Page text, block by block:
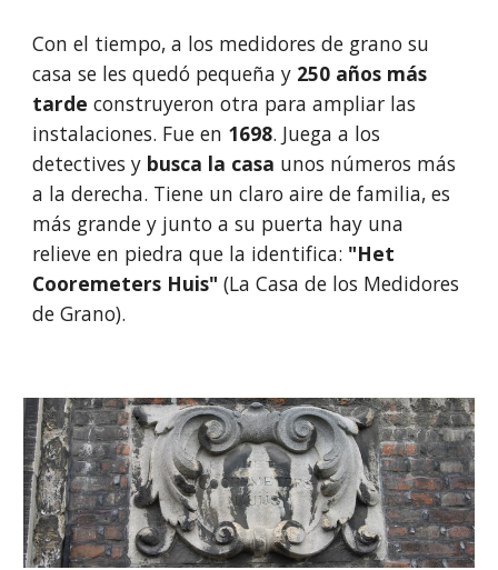
Con el tiempo, a los medidores de grano su
casa se les quedó pequeña y 250 años más
tarde construyeron otra para ampliar las
instalaciones. Fue en 1698. Juega a los
detectives y busca la casa unos números más
a la derecha. Tiene un claro aire de familia, es
más grande y junto a su puerta hay una
relieve en piedra que la identifica: "Het
Cooremeters Huis" (La Casa de los Medidores
de Grano).